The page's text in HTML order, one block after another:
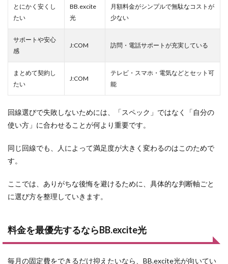
とにかく安くし
たい
BB.excite
光
月額料金がシンプルで無駄なコストが
少ない
サポートや安心
感
J:COM 訪問・電話サポートが充実している
まとめて契約し
たい
J:COM
テレビ・スマホ・電気などとセット可
能
回線選びで失敗しないためには、「スペック」ではなく「自分の
使い方」に合わせることが何より重要です。
同じ回線でも、人によって満足度が大きく変わるのはこのためで
す。
ここでは、ありがちな後悔を避けるために、具体的な判断軸ごと
に選び方を整理していきます。
料金を最優先するならBB.excite光
毎月の固定費をできるだけ抑えたいなら、BB.excite光が向いてい